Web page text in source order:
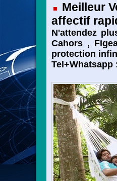
Meilleur
affectif
N'attendez
Cahors ,
protection
Tel+Whatsapp